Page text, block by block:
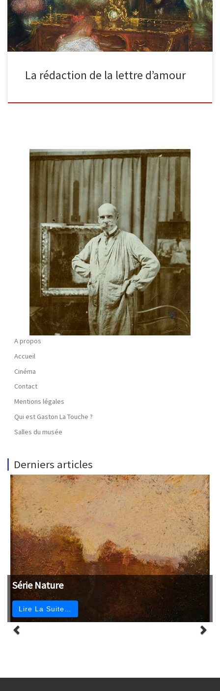
La rédaction de la lettre d’amour
A propos
Accueil
Cinéma
Contact
Mentions légales
Qui est Gaston La Touche ?
Salles du musée
Derniers articles
Série Nature
Lire La Suite…